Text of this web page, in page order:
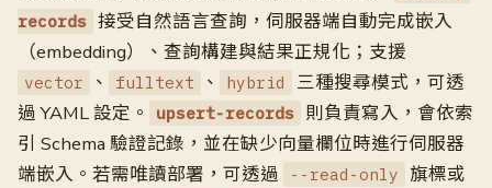
records 接受自然語言查詢，伺服器端自動完成嵌入
（embedding）、查詢構建與結果正規化；支援
vector 、 fulltext 、 hybrid
三種搜尋模式，可透
過 YAML 設定。
upsert-records 則負責寫入，會依索
引 Schema 驗證記錄，並在缺少向量欄位時進行伺服器
端嵌入。若需唯讀部署，可透過
--read-only
旗標或